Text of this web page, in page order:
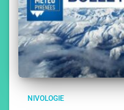
NIVOLOGIE